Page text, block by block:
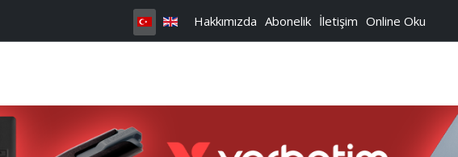
Hakkımızda Abonelik İletişim Online Oku